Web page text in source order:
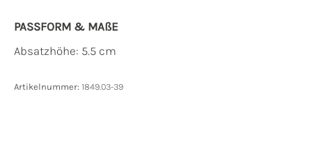
PASSFORM & MAẞE
Absatzhöhe: 5.5 cm
Artikelnummer: 1849.03-39